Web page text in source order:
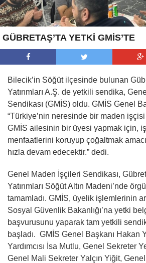
GÜBRETAŞ’TA YETKİ GMİS’TE
Bilecik’in Söğüt ilçesinde bulunan
Yatırımları A.Ş. de yetkili sendika,
Sendikası (GMİS) oldu. GMİS Genel
“Türkiye’nin neresinde bir maden
GMİS ailesinin bir üyesi yapmak için,
menfaatlerini koruyup çoğaltmak
hızla devam edecektir.” dedi.
Genel Maden İşçileri Sendikası,
Yatırımları Söğüt Altın Madeni’nde
tamamladı. GMİS, üyelik işlemlerinin
Sosyal Güvenlik Bakanlığı’na yetki
başvurusunu yaparak tam yetkili
başladı. GMİS Genel Başkanı Hakan
Yardımcısı İsa Mutlu, Genel Sekreter
Genel Mali Sekreter Yalçın Yiğit,